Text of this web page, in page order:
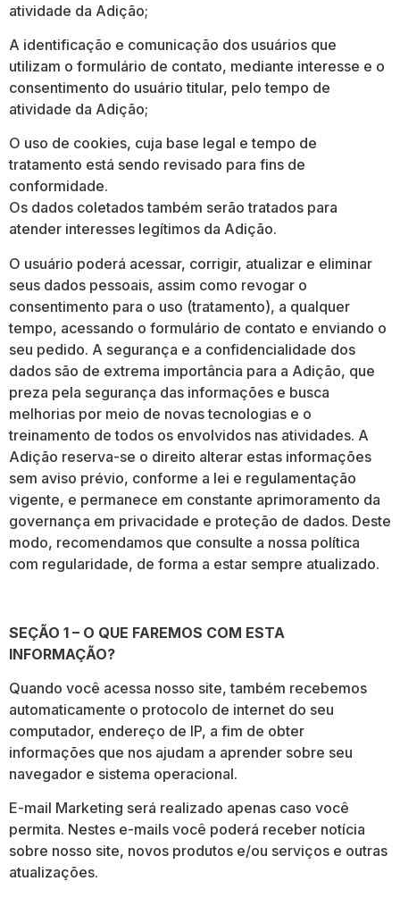
atividade da Adição;
A identificação e comunicação dos usuários que
utilizam o formulário de contato, mediante interesse e o
consentimento do usuário titular, pelo tempo de
atividade da Adição;
O uso de cookies, cuja base legal e tempo de
tratamento está sendo revisado para fins de
conformidade.
Os dados coletados também serão tratados para
atender interesses legítimos da Adição.
O usuário poderá acessar, corrigir, atualizar e eliminar
seus dados pessoais, assim como revogar o
consentimento para o uso (tratamento), a qualquer
tempo, acessando o formulário de contato e enviando o
seu pedido. A segurança e a confidencialidade dos
dados são de extrema importância para a Adição, que
preza pela segurança das informações e busca
melhorias por meio de novas tecnologias e o
treinamento de todos os envolvidos nas atividades. A
Adição reserva-se o direito alterar estas informações
sem aviso prévio, conforme a lei e regulamentação
vigente, e permanece em constante aprimoramento da
governança em privacidade e proteção de dados. Deste
modo, recomendamos que consulte a nossa política
com regularidade, de forma a estar sempre atualizado.
SEÇÃO 1 – O QUE FAREMOS COM ESTA
INFORMAÇÃO?
Quando você acessa nosso site, também recebemos
automaticamente o protocolo de internet do seu
computador, endereço de IP, a fim de obter
informações que nos ajudam a aprender sobre seu
navegador e sistema operacional.
E-mail Marketing será realizado apenas caso você
permita. Nestes e-mails você poderá receber notícia
sobre nosso site, novos produtos e/ou serviços e outras
atualizações.